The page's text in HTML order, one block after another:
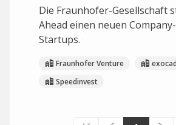
Die Fraunhofer-Gesellschaft
Ahead einen neuen
Startups.
Fraunhofer Venture
exocad
Speedinvest